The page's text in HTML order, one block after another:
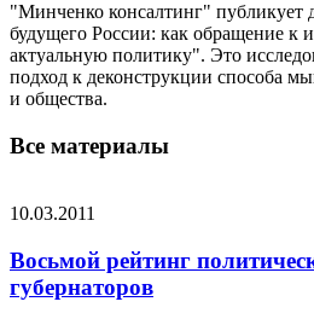
"Минченко консалтинг" публикует
будущего России: как обращение к
актуальную политику". Это
подход к деконструкции способа
и общества.
Все материалы
10.03.2011
Восьмой рейтинг
губернаторов